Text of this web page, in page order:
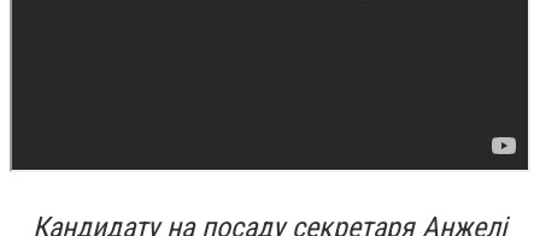
Кандидату на посаду секретаря Анжелі